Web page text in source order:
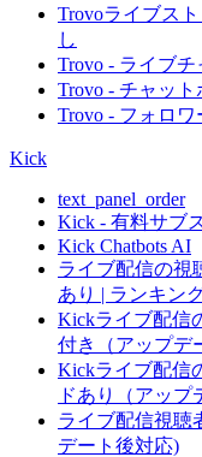
Trovoライブス
し
Trovo - ライブチ
Trovo - チャット
Trovo - フォロワ
Kick
text_panel_order
Kick - 有料サブ
Kick Chatbots AI
ライブ配信の視
あり | ランキン
Kickライブ配信
付き（アップデ
Kickライブ配信
ドあり（アップ
ライブ配信視聴
デート後対応)